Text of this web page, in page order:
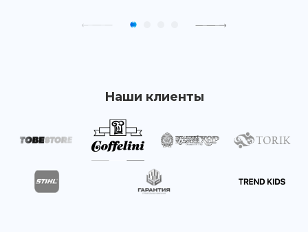
Наши клиенты